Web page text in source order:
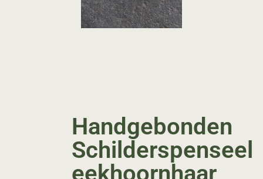
Handgebonden
Schilderspenseel
eekhoornhaar